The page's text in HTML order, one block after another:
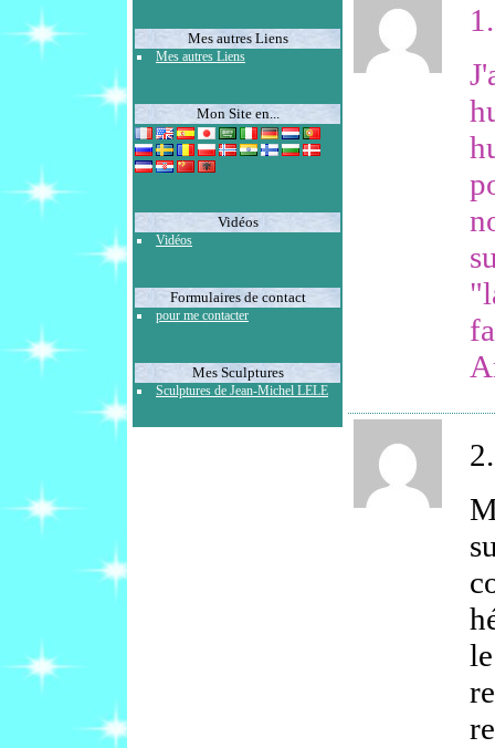
Mes autres Liens
Mes autres Liens
Mon Site en...
Vidéos
Vidéos
Formulaires de contact
pour me contacter
Mes Sculptures
Sculptures de Jean-Michel LELE
1.
2.